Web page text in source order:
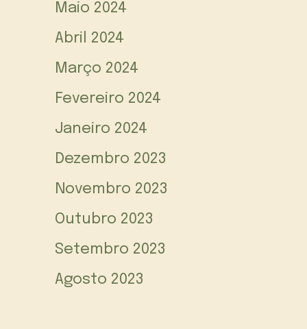
Maio 2024
Abril 2024
Março 2024
Fevereiro 2024
Janeiro 2024
Dezembro 2023
Novembro 2023
Outubro 2023
Setembro 2023
Agosto 2023